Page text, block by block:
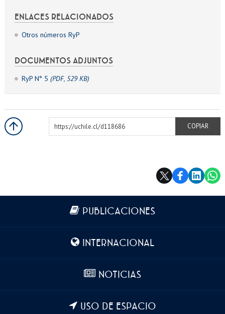
ENLACES RELACIONADOS
Otros números RyP
DOCUMENTOS ADJUNTOS
RyP N° 5 (PDF, 529 KB)
https://uchile.cl/d118686
COPIAR
Más información
PUBLICACIONES
INTERNACIONAL
NOTICIAS
USO DE ESPACIO